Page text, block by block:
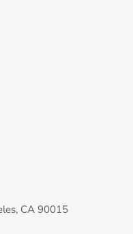
CA 90015